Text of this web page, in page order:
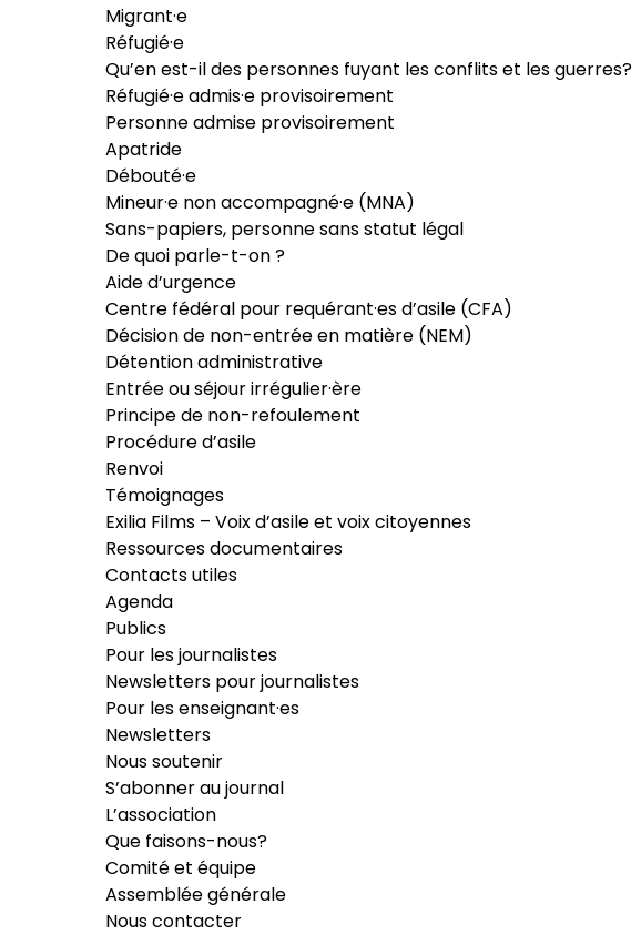
Migrant·e
Réfugié·e
Qu’en est-il des personnes fuyant les conflits et les guerres?
Réfugié·e admis·e provisoirement
Personne admise provisoirement
Apatride
Débouté·e
Mineur·e non accompagné·e (MNA)
Sans-papiers, personne sans statut légal
De quoi parle-t-on ?
Aide d’urgence
Centre fédéral pour requérant·es d’asile (CFA)
Décision de non-entrée en matière (NEM)
Détention administrative
Entrée ou séjour irrégulier·ère
Principe de non-refoulement
Procédure d’asile
Renvoi
Témoignages
Exilia Films – Voix d’asile et voix citoyennes
Ressources documentaires
Contacts utiles
Agenda
Publics
Pour les journalistes
Newsletters pour journalistes
Pour les enseignant·es
Newsletters
Nous soutenir
S’abonner au journal
L’association
Que faisons-nous?
Comité et équipe
Assemblée générale
Nous contacter